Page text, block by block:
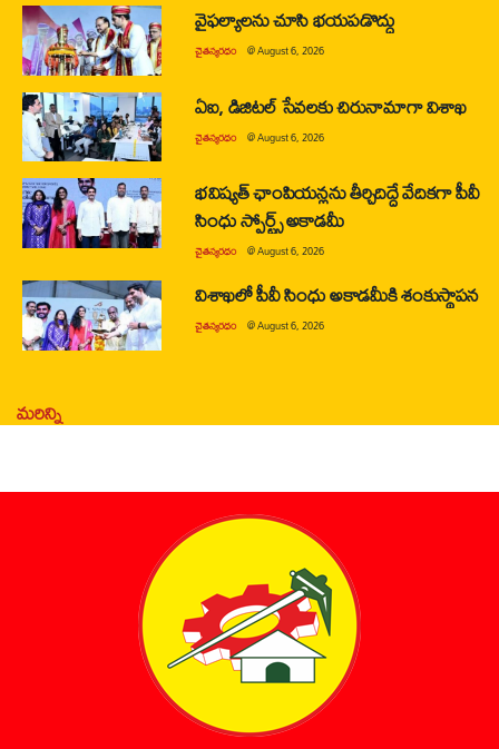
వైఫల్యాలను చూసి భయపడొద్దు
చైతన్యరధం @August 6, 2026
ఏఐ, డిజిటల్ సేవలకు చిరునామాగా విశాఖ
చైతన్యరధం @August 6, 2026
భవిష్యత్ ఛాంపియన్లను తీర్చిదిద్దే వేదికగా పీవీ
సింధు స్పోర్ట్స్ అకాడమీ
చైతన్యరధం @August 6, 2026
విశాఖలో పీవీ సింధు అకాడమీకి శంకుస్థాపన
చైతన్యరధం @August 6, 2026
మరిన్ని